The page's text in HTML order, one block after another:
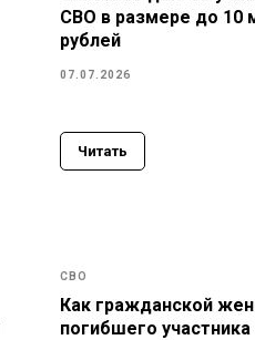
СВО в размере до 10
рублей
07.07.2026
Читать
СВО
Как гражданской
погибшего